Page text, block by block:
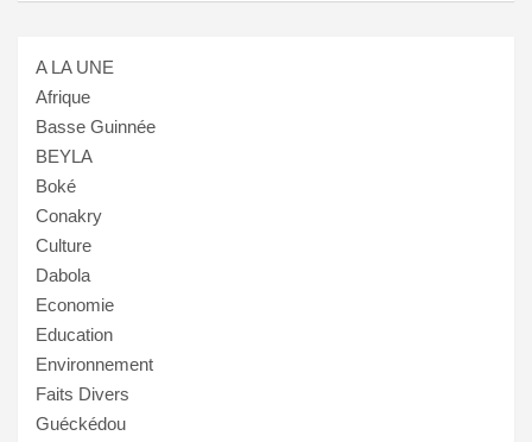
A LA UNE
Afrique
Basse Guinnée
BEYLA
Boké
Conakry
Culture
Dabola
Economie
Education
Environnement
Faits Divers
Guéckédou